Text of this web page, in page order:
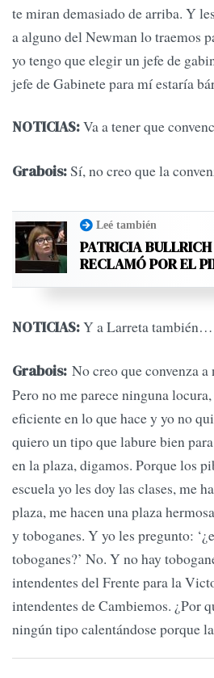
te miran demasiado de arriba. Y
a alguno del Newman lo traemos
yo tengo que elegir un jefe de
jefe de Gabinete para mí estaría
NOTICIAS:Va a tener que
Grabois:Sí, no creo que la
Leé también
PATRICIA
RECLAMÓ POR EL
NOTICIAS:Y a Larreta también…
Grabois: No creo que convenza
Pero no me parece ninguna
eficiente en lo que hace y yo no
quiero un tipo que labure bien
en la plaza, digamos. Porque los
escuela yo les doy las clases, me
plaza, me hacen una plaza
y toboganes. Y yo les pregunto:
toboganes?’ No. Y no hay
intendentes del Frente para la
intendentes de Cambiemos. ¿Por
ningún tipo calentándose porque